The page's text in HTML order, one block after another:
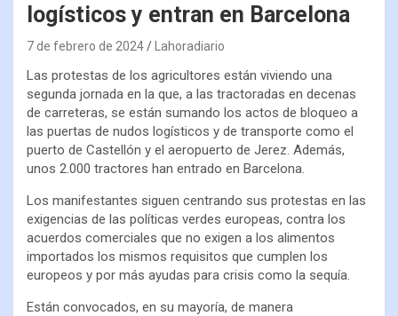
logísticos y entran en Barcelona
7 de febrero de 2024 Lahoradiario
Las protestas de los agricultores están viviendo una
segunda jornada en la que, a las tractoradas en decenas
de carreteras, se están sumando los actos de bloqueo a
las puertas de nudos logísticos y de transporte como el
puerto de Castellón y el aeropuerto de Jerez. Además,
unos 2.000 tractores han entrado en Barcelona.
Los manifestantes siguen centrando sus protestas en las
exigencias de las políticas verdes europeas, contra los
acuerdos comerciales que no exigen a los alimentos
importados los mismos requisitos que cumplen los
europeos y por más ayudas para crisis como la sequía.
Están convocados, en su mayoría, de manera